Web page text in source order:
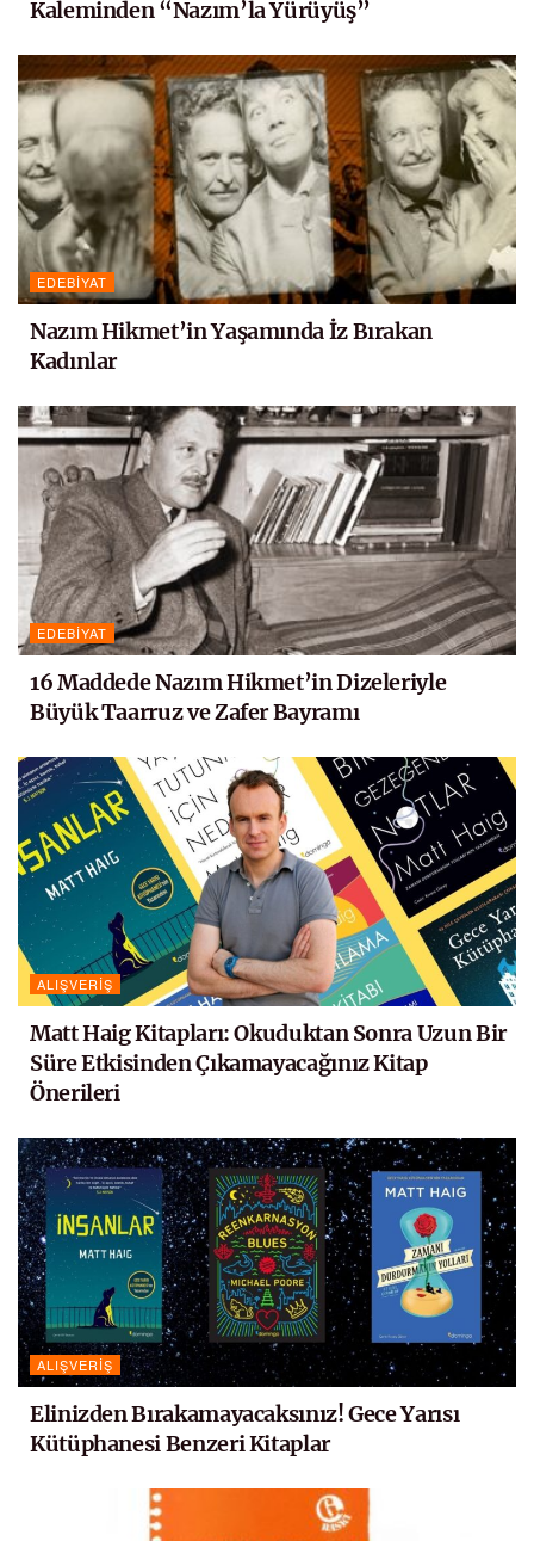
Kaleminden “Nazım’la Yürüyüş”
EDEBIYAT
Nazım Hikmet’in Yaşamında İz Bırakan
Kadınlar
EDEBIYAT
16 Maddede Nazım Hikmet’in Dizeleriyle
Büyük Taarruz ve Zafer Bayramı
ALIŞVERIŞ
Matt Haig Kitapları: Okuduktan Sonra Uzun Bir
Süre Etkisinden Çıkamayacağınız Kitap
Önerileri
ALIŞVERIŞ
Elinizden Bırakamayacaksınız! Gece Yarısı
Kütüphanesi Benzeri Kitaplar